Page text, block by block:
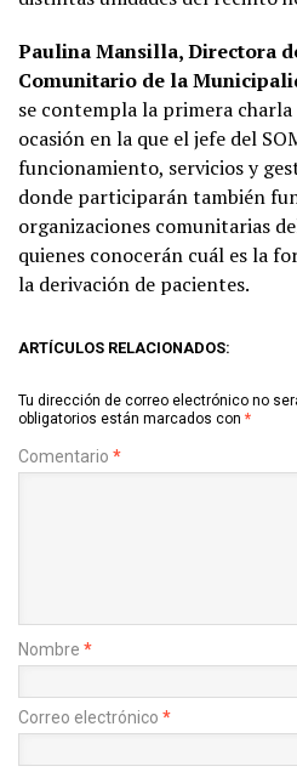
Paulina Mansilla, Directora
Comunitario de la
se contempla la primera
ocasión en la que el jefe del
funcionamiento, servicios y
donde participarán también
organizaciones comunitarias
quienes conocerán cuál es la
la derivación de pacientes.
ARTÍCULOS RELACIONADOS:
Tu dirección de correo electrónico no
obligatorios están marcados con *
Comentario *
Nombre *
Correo electrónico *